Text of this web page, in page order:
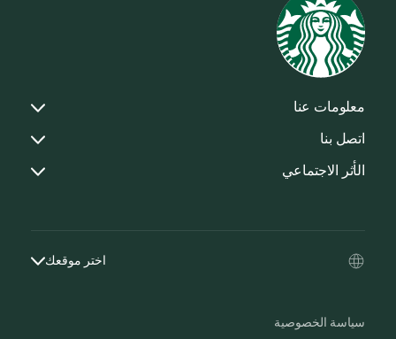
معلومات عنا
اتصل بنا
الأثر الاجتماعي
اختر موقعك
سياسة الخصوصية